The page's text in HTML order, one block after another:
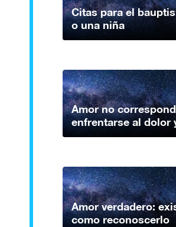
Citas para el
o una niña
Amor no
enfrentarse al dolor
Amor verdadero:
como reconoscerlo